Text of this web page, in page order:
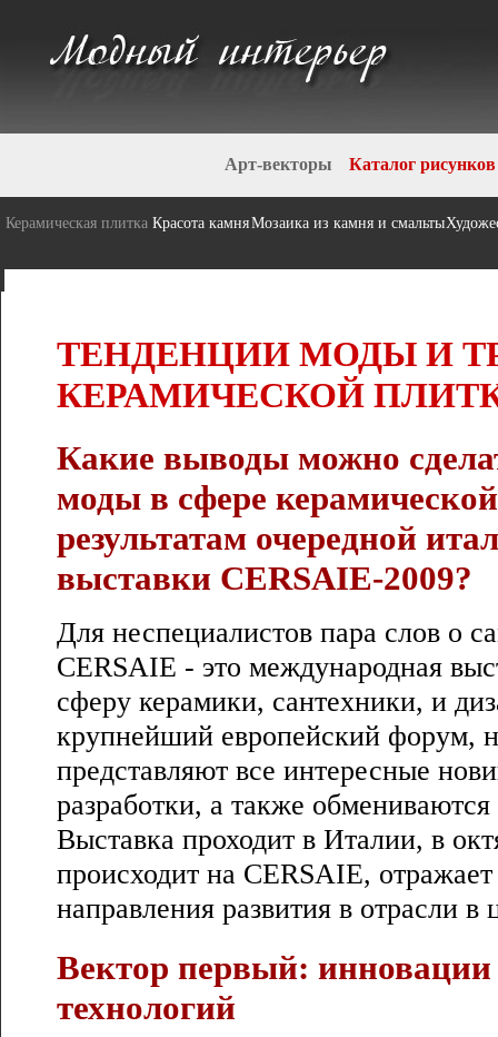
Арт-векторы Каталог рисунков
Керамическая плитка Красота камняМозаика из камня и смальты
ТЕНДЕНЦИИ МОДЫ И
КЕРАМИЧЕСКОЙ
Какие выводы можно
моды в сфере
результатам очередной
выставки CERSAIE-2009?
Для неспециалистов пара слов о
CERSAIE - это международная
сферу керамики, сантехники, и
крупнейший европейский форум,
представляют все интересные
разработки, а также
Выставка проходит в Италии, в
происходит на CERSAIE,
направления развития в отрасли в
Вектор первый: инновации
технологий